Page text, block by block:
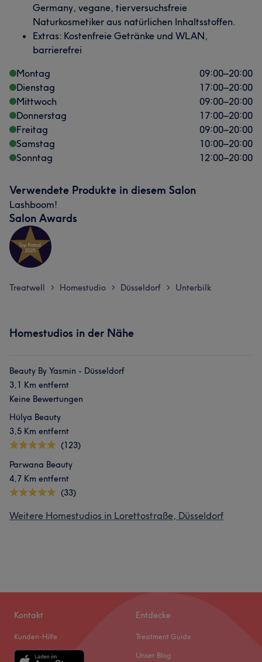
Germany, vegane, tierversuchsfreie
Naturkosmetiker aus natürlichen Inhaltsstoffen.
Extras: Kostenfreie Getränke und WLAN,
barrierefrei
Montag
09:00–20:00
Dienstag
17:00–20:00
Mittwoch
09:00–20:00
Donnerstag
17:00–20:00
Freitag
09:00–20:00
Samstag
10:00–20:00
Sonntag
12:00–20:00
Verwendete Produkte in diesem Salon
Lashboom!
Salon Awards
Treatwell > Homestudio > Düsseldorf > Unterbilk
Homestudios in der Nähe
Beauty By Yasmin - Düsseldorf
3,1 Km entfernt
Keine Bewertungen
Hülya Beauty
3,5 Km entfernt
(123)
Parwana Beauty
4,7 Km entfernt
(33)
Weitere Homestudios in Lorettostraße, Düsseldorf
Kontakt
Kunden-Hilfe
Entdecke
Treatment Guide
Unser Blog